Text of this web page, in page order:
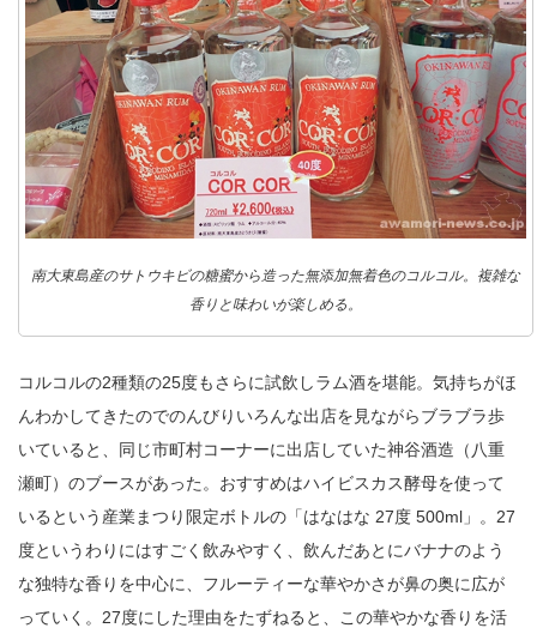
南大東島産のサトウキビの糖蜜から造った無添加無着色のコルコル。複雑な
香りと味わいが楽しめる。
コルコルの2種類の25度もさらに試飲しラム酒を堪能。気持ちがほ
んわかしてきたのでのんびりいろんな出店を見ながらブラブラ歩
いていると、同じ市町村コーナーに出店していた神谷酒造（八重
瀬町）のブースがあった。おすすめはハイビスカス酵母を使って
いるという産業まつり限定ボトルの「はなはな 27度 500ml」。27
度というわりにはすごく飲みやすく、飲んだあとにバナナのよう
な独特な香りを中心に、フルーティーな華やかさが鼻の奥に広が
っていく。27度にした理由をたずねると、この華やかな香りを活